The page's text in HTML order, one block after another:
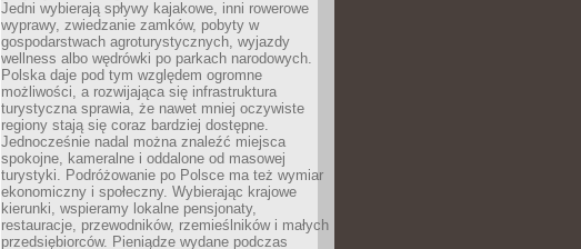
Jedni wybierają spływy kajakowe, inni rowerowe
wyprawy, zwiedzanie zamków, pobyty w
gospodarstwach agroturystycznych, wyjazdy
wellness albo wędrówki po parkach narodowych.
Polska daje pod tym względem ogromne
możliwości, a rozwijająca się infrastruktura
turystyczna sprawia, że nawet mniej oczywiste
regiony stają się coraz bardziej dostępne.
Jednocześnie nadal można znaleźć miejsca
spokojne, kameralne i oddalone od masowej
turystyki. Podróżowanie po Polsce ma też wymiar
ekonomiczny i społeczny. Wybierając krajowe
kierunki, wspieramy lokalne pensjonaty,
restauracje, przewodników, rzemieślników i małych
przedsiębiorców. Pieniądze wydane podczas